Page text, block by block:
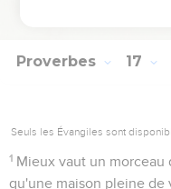
Proverbes 17
Seuls les Évangiles sont
1 Mieux vaut un morceau
qu'une maison pleine de